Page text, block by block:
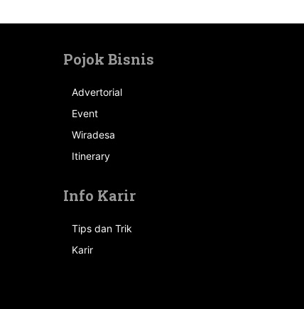
Pojok Bisnis
Advertorial
Event
Wiradesa
Itinerary
Info Karir
Tips dan Trik
Karir